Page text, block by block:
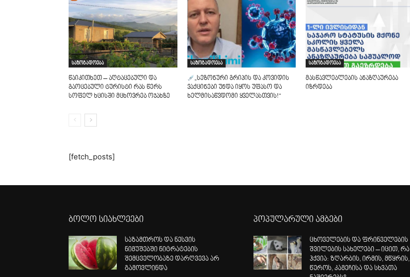
საზოგადოება
წაიკითხეთ – აღტაცებული და
გაოცებული ტურისტი რას წერს
სოფელ ხცისში მცხოვრებ ოჯახზე
საზოგადოება
„სეზონური გრიპის და კოვიდის
ვაქცინები უნდა იყოს უფასო და
ხელმისაწვდომი ყველასთვის!“
საზოგადოება
მასწავლებლების ანაზღაურება
იზრდება
[fetch_posts]
ბოლო სიახლეები
საზამთროს და ნესვის
ნიმუშებში ნიტრატების
შემცველობაზე დარღვევა არ
გამოვლინდა
პოპულარული ამბები
ცხოველების და ფრინველების
შვილების სახელები – იცით, რა
ჰქვია: ზღარბის, ირმის, მწყრის,
წეროს, კამეჩისა და სხვათა